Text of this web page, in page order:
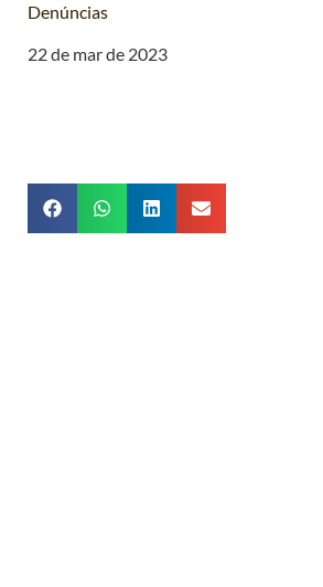
Denúncias
22 de mar de 2023